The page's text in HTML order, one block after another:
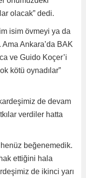
olacak” dedi.
isim övmeyi ya da
Ankara’da BAK
ve Guido Koçer’i
kötü oynadılar”
de devam
verdiler hatta
henüz beğenemedik.
ettiğini hala
de ikinci yarı